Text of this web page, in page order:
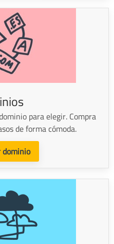
para elegir. Compra
de forma cómoda.